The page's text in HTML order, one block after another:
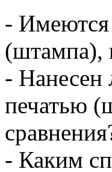
- Имеются
(штампа),
- Нанесен
печатью
- Каким